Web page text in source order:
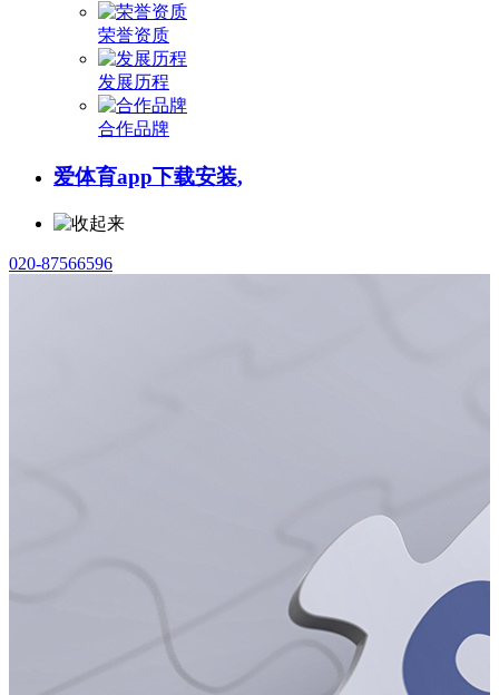
荣誉资质
发展历程
合作品牌
爱体育app下载安装,
020-87566596